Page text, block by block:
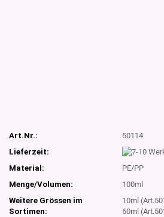
Art.Nr.:
50114
Lieferzeit:
Material:
PE/PP
Menge/Volumen:
100ml
Weitere Grössen im
Sortimen:
10ml
60ml